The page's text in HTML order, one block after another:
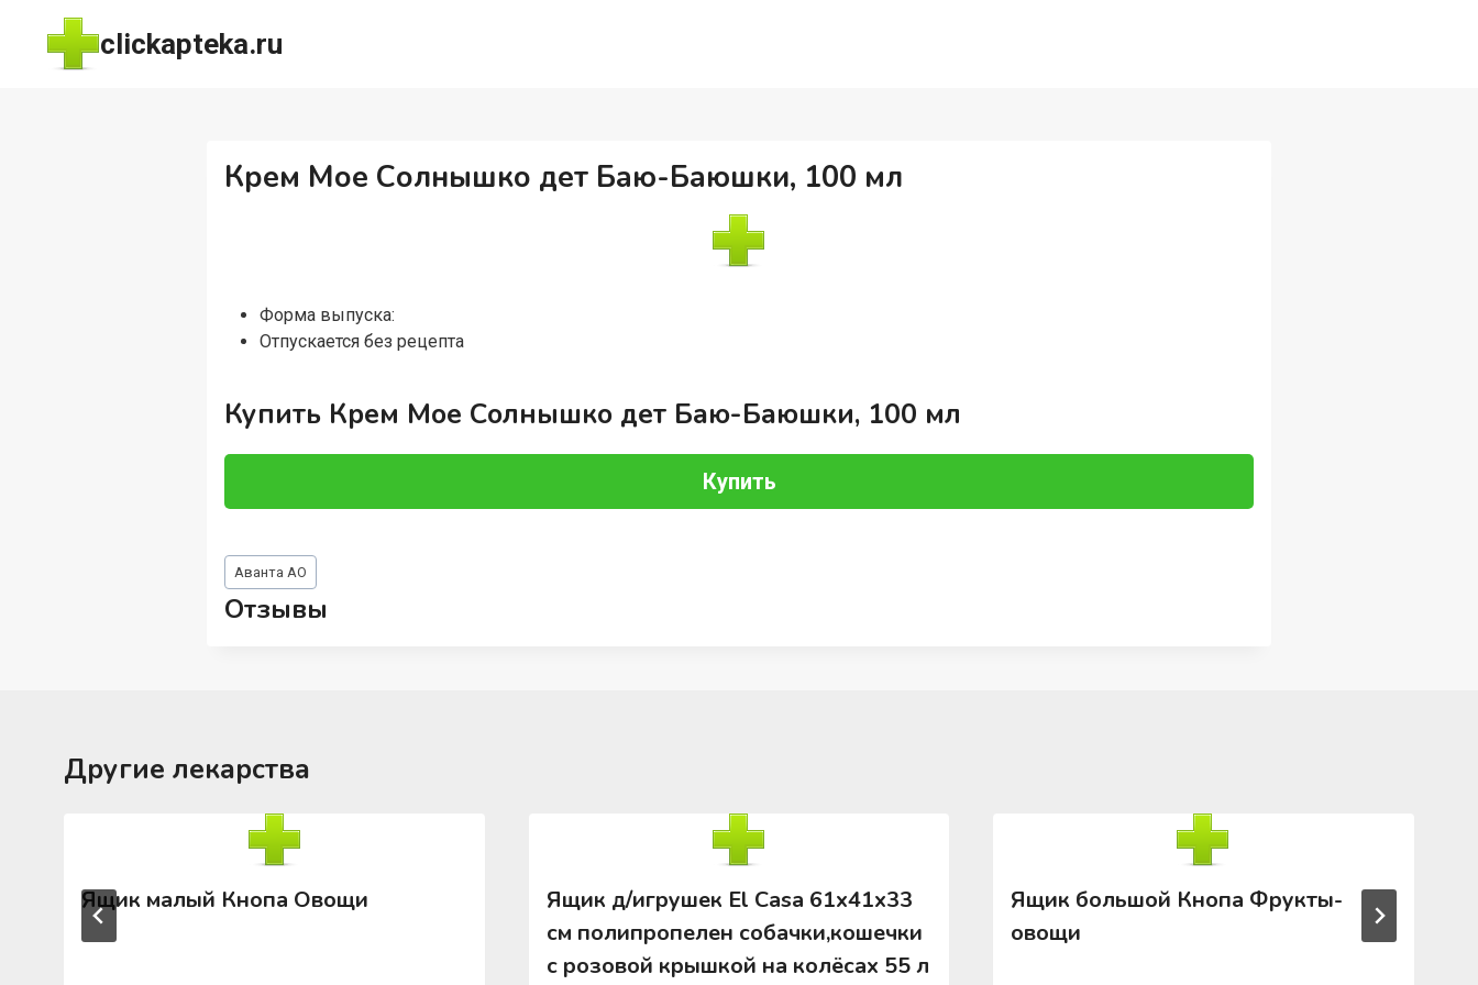
Перейти
содержимому
clickapteka.ru
Крем Мое Солнышко дет Баю-Баюшки, 100 мл
Форма выпуска:
Отпускается без рецепта
Купить Крем Мое Солнышко дет Баю-Баюшки, 100 мл
Купить
Метки
записи:
Аванта АО
Отзывы
Другие лекарства
Ящик малый Кнопа Овощи
Ящик д/игрушек El Casa 61х41х33
см полипропелен собачки,кошечки
с розовой крышкой на колёсах 55 л
Ящик большой Кнопа Фрукты-
овощи